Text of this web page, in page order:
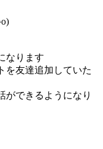
なります
を友達追加していた
ができるようになり